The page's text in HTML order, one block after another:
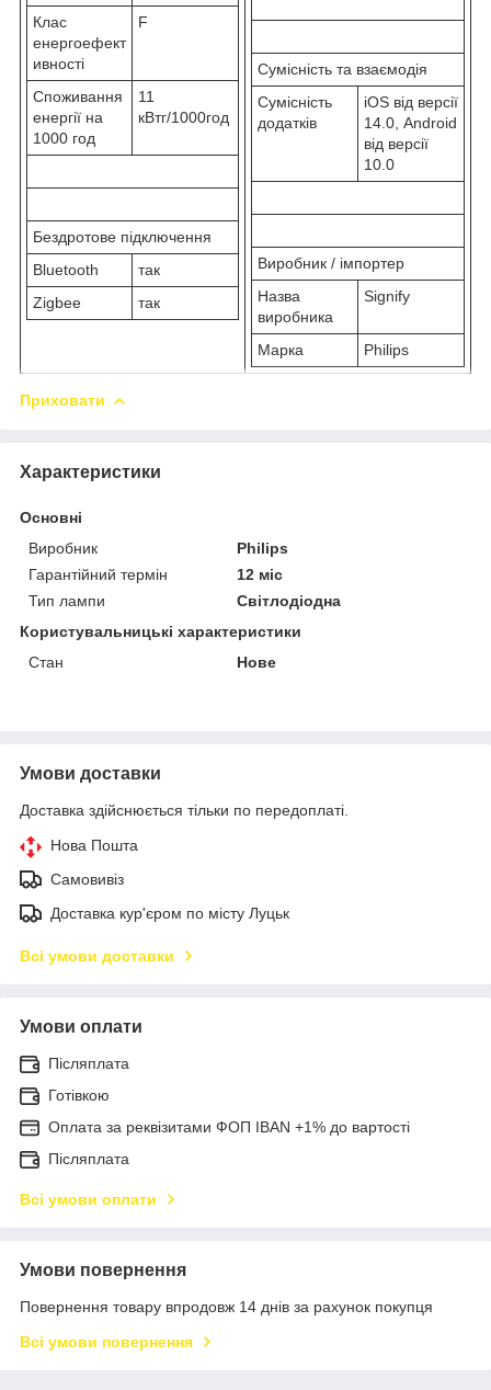
Клас
енергоефект
ивності
F
Споживання
енергії на
1000 год
11
кВтг/1000год
Бездротове підключення
Bluetooth
так
Zigbee
так
Сумісність та взаємодія
Сумісність
додатків
iOS від версії
14.0, Android
від версії
10.0
Виробник / імпортер
Назва
виробника
Signify
Марка Philips
Приховати
Характеристики
Основні
Виробник
Philips
Гарантійний термін
12 міс
Тип лампи
Світлодіодна
Користувальницькі характеристики
Стан
Нове
Умови доставки
Доставка здійснюється тільки по передоплаті.
Нова Пошта
Самовивіз
Доставка кур'єром по місту Луцьк
Всі умови доставки
Умови оплати
Післяплата
Готівкою
Оплата за реквізитами ФОП IBAN +1% до вартості
Післяплата
Всі умови оплати
Умови повернення
Повернення товару впродовж 14 днів за рахунок покупця
Всі умови повернення